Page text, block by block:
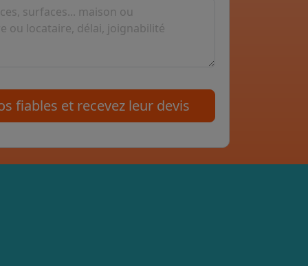
fiables et recevez leur devis